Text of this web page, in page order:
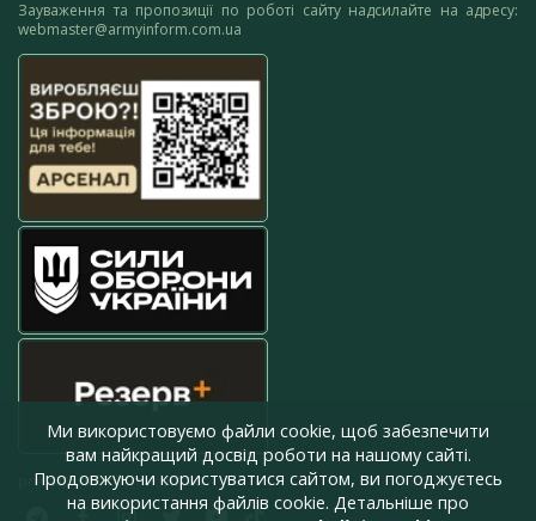
Зауваження та пропозиції по роботі сайту надсилайте на адресу:
webmaster@armyinform.com.ua
press@armyinform.com.ua
Ми використовуємо файли cookie, щоб забезпечити
вам найкращий досвід роботи на нашому сайті.
Продовжуючи користуватися сайтом, ви погоджуєтесь
на використання файлів cookie. Детальніше про